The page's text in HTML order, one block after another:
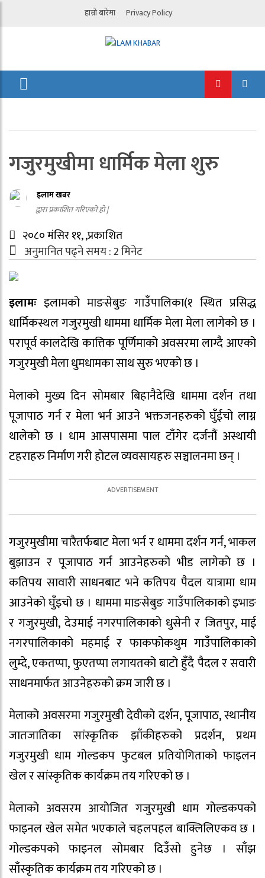
हाम्रो बारेमा Privacy Policy
गजुरमुखीमा धार्मिक मेला शुरु
इलाम खबर
द्वारा प्रकाशित गरिएको हो |
२०८० मंसिर ११, ,प्रकाशित
अनुमानित पढ्ने समय :2मिनेट
इलामः इलामको माङसेबुङ गाउँपालिका(१ स्थित प्रसिद्ध
धार्मिकस्थल गजुरमुखी धाममा धार्मिक मेला मेला लागेको छ ।
परापूर्व कालदेखि कात्तिक पूर्णिमाको अवसरमा लाग्दै आएको
गजुरमुखी मेला धुमधामका साथ सुरु भएको छ ।
मेलाको मुख्य दिन सोमबार बिहानैदेखि धाममा दर्शन तथा
पूजापाठ गर्न र मेला भर्न आउने भक्तजनहरुको घुँईचो लाग्न
थालेको छ । धाम आसपासमा पाल टाँगेर दर्जनौं अस्थायी
टहराहरु निर्माण गरी होटल व्यवसायहरु सञ्चालनमा छन् ।
गजुरमुखीमा चारैतर्फबाट मेला भर्न र धाममा दर्शन गर्न, भाकल
बुझाउन र पूजापाठ गर्न आउनेहरुको भीड लागेको छ ।
कतिपय सावारी साधनबाट भने कतिपय पैदल यात्रामा धाम
आउनेको घुँइचो छ । धाममा माङसेबुङ गाउँपालिकाको इभाङ
र गजुरमुखी, देउमाई नगरपालिकाको धुसेनी र जितपुर, माई
नगरपालिकाको महमाई र फाकफोकथुम गाउँपालिकाको
लुम्दे, एकतप्पा, फुएतप्पा लगायतको बाटो हुँदै पैदल र सवारी
साधनमार्फत आउनेहरुको क्रम जारी छ ।
मेलाको अवसरमा गजुरमुखी देवीको दर्शन, पूजापाठ, स्थानीय
जातजातिका सांस्कृतिक झाँकीहरुको प्रदर्शन, प्रथम
गजुरमुखी धाम गोल्डकप फुटबल प्रतियोगिताको फाइलन
खेल र सांस्कृतिक कार्यक्रम तय गरिएको छ ।
मेलाको अवसरम आयोजित गजुरमुखी धाम गोल्डकपको
फाइनल खेल समेत भएकाले चहलपहल बाक्लिलिएकव छ ।
गोल्डकपको फाइनल सोमबार दिउँसो हुनेछ । साँझ
साँस्कृतिक कार्यक्रम तय गरिएको छ ।